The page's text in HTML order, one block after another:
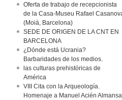
Oferta de trabajo de recepcionista
de la Casa-Museu Rafael
(Moià, Barcelona)
SEDE DE ORIGEN DE LA CNT EN
BARCELONA
¿Dónde está Ucrania?
Barbaridades de los medios.
las culturas prehistóricas de
América
VIII Cita con la Arqueología.
Homenaje a Manuel Acién